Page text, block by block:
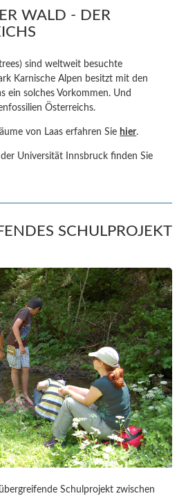
WALD - DER
sind weltweit besuchte
Karnische Alpen besitzt mit den
ein solches Vorkommen. Und
Österreichs.
von Laas erfahren Sie hier.
Universität Innsbruck finden Sie
SCHULPROJEKT
Schulprojekt zwischen